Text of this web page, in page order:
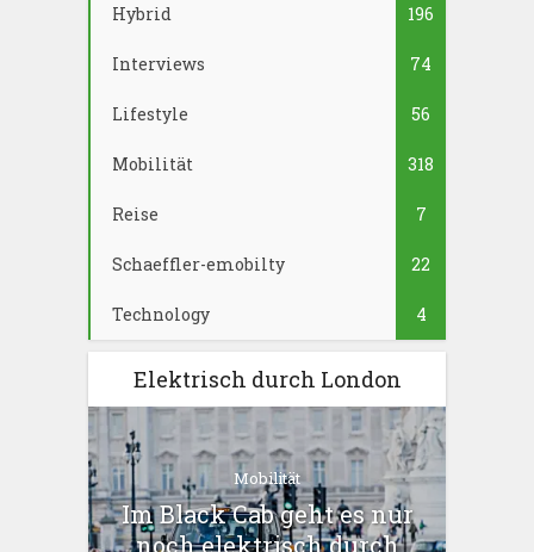
Hybrid 196
Interviews 74
Lifestyle 56
Mobilität 318
Reise 7
Schaeffler-emobilty 22
Technology 4
Elektrisch durch London
Mobilität
Im Black Cab geht es nur
noch elektrisch durch